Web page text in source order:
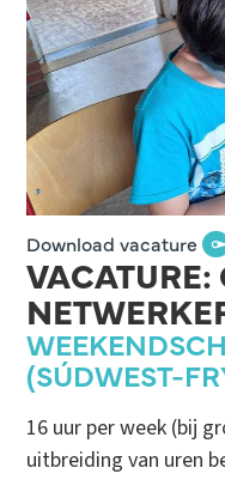
Download vacature
(SÚDWEST-
16 uur per week (bij
uitbreiding van uren